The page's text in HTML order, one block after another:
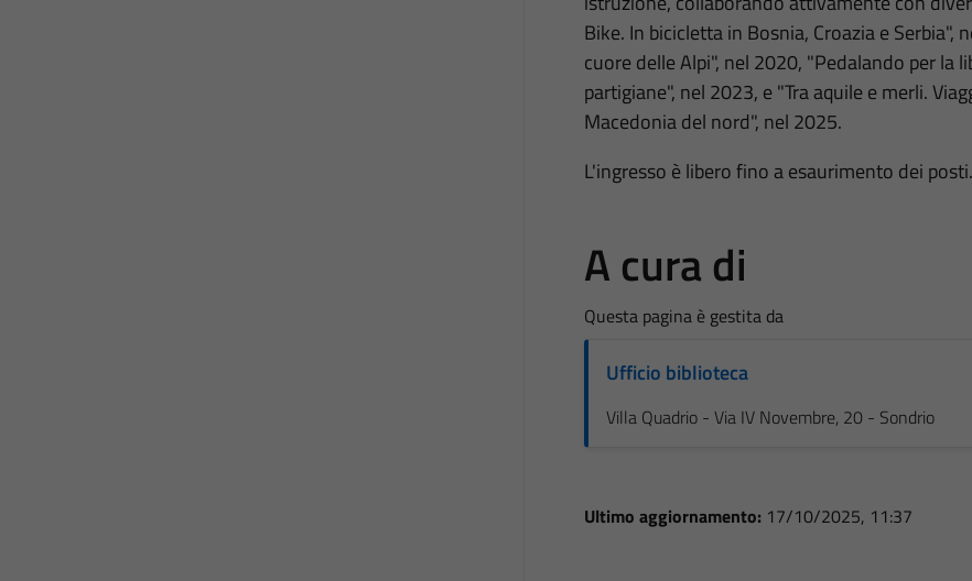
Bike. In bicicletta in Bosnia, Croazia e
cuore delle Alpi", nel 2020, "Pedalando per la
partigiane", nel 2023, e "Tra aquile e merli.
Macedonia del nord", nel 2025.
L'ingresso è libero fino a esaurimento dei posti.
A cura di
Questa pagina è gestita da
Ufficio biblioteca
Villa Quadrio - Via IV Novembre, 20 - Sondrio
Ultimo aggiornamento: 17/10/2025, 11:37